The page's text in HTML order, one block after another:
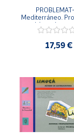
PROBLEMAT-
Mediterráneo.
para el área de
1º Educación
17,59 €